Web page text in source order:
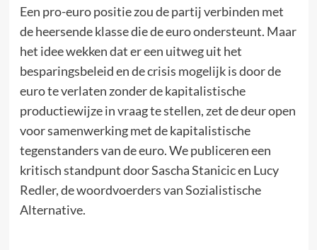
Een pro-euro positie zou de partij verbinden met
de heersende klasse die de euro ondersteunt. Maar
het idee wekken dat er een uitweg uit het
besparingsbeleid en de crisis mogelijk is door de
euro te verlaten zonder de kapitalistische
productiewijze in vraag te stellen, zet de deur open
voor samenwerking met de kapitalistische
tegenstanders van de euro. We publiceren een
kritisch standpunt door Sascha Stanicic en Lucy
Redler, de woordvoerders van Sozialistische
Alternative.